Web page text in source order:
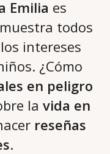
Emilia es
todos
intereses
¿Cómo
en peligro
lavida en
reseñas
.